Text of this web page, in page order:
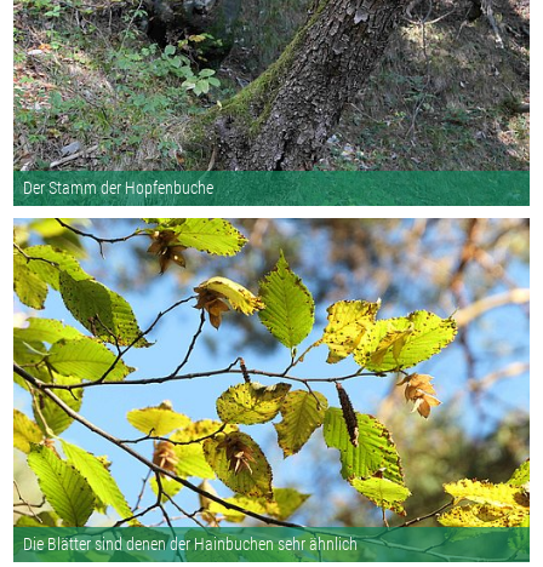
Der Stamm der Hopfenbuche
Die Blätter sind denen der Hainbuchen sehr ähnlich